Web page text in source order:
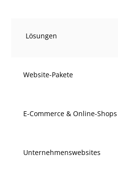
Lösungen
Website-Pakete
E-Commerce & Online-Shops
Unternehmenswebsites